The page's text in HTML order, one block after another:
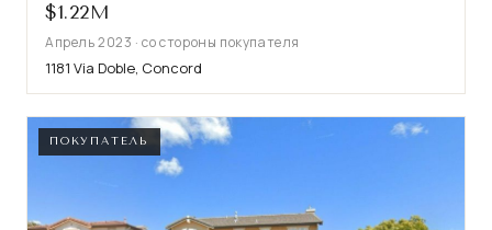
$1.22M
Апрель 2023 · со стороны покупателя
1181 Via Doble, Concord
ПОКУПАТЕЛЬ